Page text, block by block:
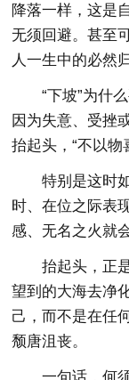
降落一样，这是
无须回避。甚至
人一生中的必然
“下坡”为什
因为失意、受挫
抬起头，“不以物
特别是这时
时、在位之际表
感、无名之火就
抬起头，正
望到的大海去净
己，而不是在任
颓唐沮丧。